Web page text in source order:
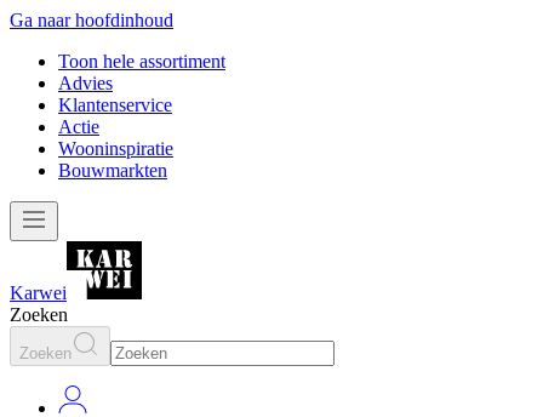
Ga naar hoofdinhoud
Toon hele assortiment
Advies
Klantenservice
Actie
Wooninspiratie
Bouwmarkten
Karwei
Zoeken
Zoeken